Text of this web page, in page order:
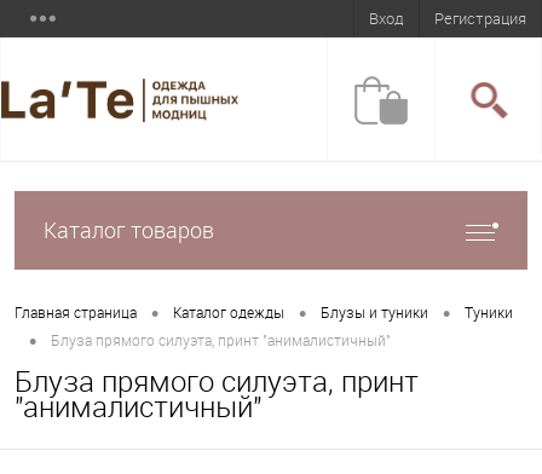
Вход Регистрация
Каталог товаров
Главная страница • Каталог одежды • Блузы и туники • Туники
• Блуза прямого силуэта, принт "анималистичный"
Блуза прямого силуэта, принт
"анималистичный"